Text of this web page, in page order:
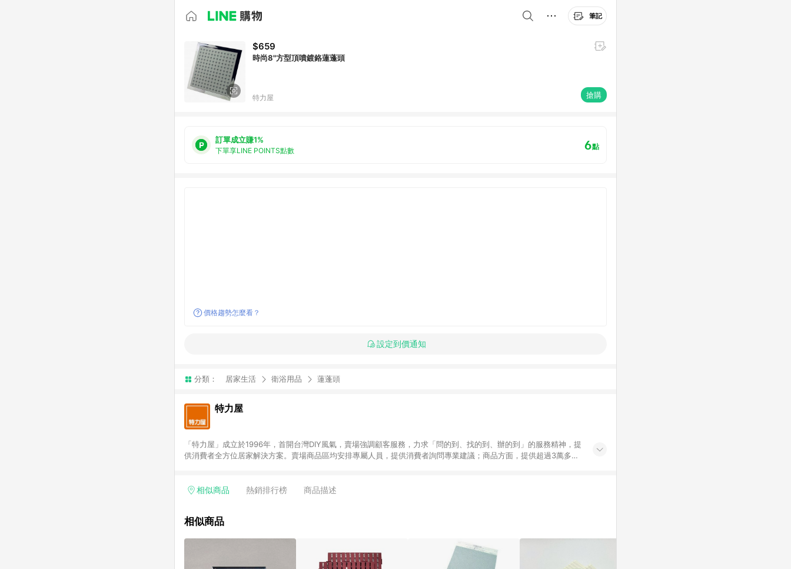
筆記
$659
時尚8"方型頂噴鍍鉻蓮蓬頭
特力屋 搶購
訂單成立賺1%
下單享LINE POINTS點數 6點
價格趨勢怎麼看？
設定到價通知
分類： 居家生活 衛浴用品 蓮蓬頭
特力屋
「特力屋」成立於1996年，首開台灣DIY風氣，賣場強調顧客服務，力求「問的到、找的到、辦的到」的服務精神，提
供消費者全方位居家解決方案。賣場商品區均安排專屬人員，提供消費者詢問專業建議；商品方面，提供超過3萬多種
升服務質感，期望每一位來店顧客，能輕鬆挑選到商品(Simple to choose)、在最短的時間內完成訂購或結帳流程
相似商品 熱銷排行榜 商品描述
相似商品